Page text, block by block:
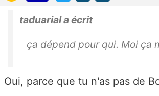
taduarial a écrit
ça dépend pour qui. Moi ça
Oui, parce que tu n'as pas de